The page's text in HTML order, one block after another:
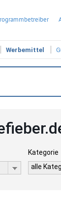
Werbemittel
Kategorie
alle